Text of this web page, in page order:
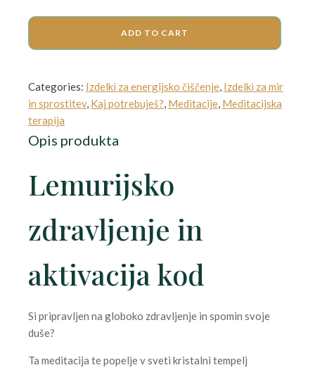
ADD TO CART
Categories: Izdelki za energijsko čiščenje, Izdelki za mir
in sprostitev, Kaj potrebuješ?, Meditacije, Meditacijska
terapija
Opis produkta
Lemurijsko
zdravljenje in
aktivacija kod
Si pripravljen na globoko zdravljenje in spomin svoje
duše?
Ta meditacija te popelje v sveti kristalni tempelj